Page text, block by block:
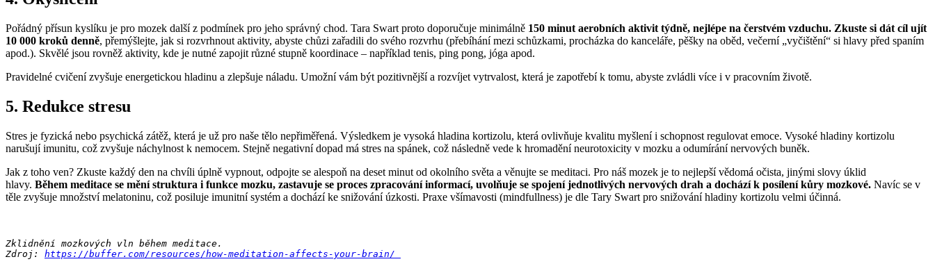
Pořádný přísun kyslíku je pro mozek další z podmínek pro jeho správný chod. Tara Swart proto doporučuje minimálně 150 minut aerobních aktivit týdně, nejlépe na čerstvém vzduchu. Zkuste si dát cíl ujít
10 000 kroků denně, přemýšlejte, jak si rozvrhnout aktivity, abyste chůzi zařadili do svého rozvrhu (přebíhání mezi schůzkami, procházka do kanceláře, pěšky na oběd, večerní „vyčištění“ si hlavy před spaním
apod.). Skvělé jsou rovněž aktivity, kde je nutné zapojit různé stupně koordinace – například tenis, ping pong, jóga apod.
Pravidelné cvičení zvyšuje energetickou hladinu a zlepšuje náladu. Umožní vám být pozitivnější a rozvíjet vytrvalost, která je zapotřebí k tomu, abyste zvládli více i v pracovním životě.
5. Redukce stresu
Stres je fyzická nebo psychická zátěž, která je už pro naše tělo nepřiměřená. Výsledkem je vysoká hladina kortizolu, která ovlivňuje kvalitu myšlení i schopnost regulovat emoce. Vysoké hladiny kortizolu
narušují imunitu, což zvyšuje náchylnost k nemocem. Stejně negativní dopad má stres na spánek, což následně vede k hromadění neurotoxicity v mozku a odumírání nervových buněk.
Jak z toho ven? Zkuste každý den na chvíli úplně vypnout, odpojte se alespoň na deset minut od okolního světa a věnujte se meditaci. Pro náš mozek je to nejlepší vědomá očista, jinými slovy úklid
hlavy. Během meditace se mění struktura i funkce mozku, zastavuje se proces zpracování informací, uvolňuje se spojení jednotlivých nervových drah a dochází k posílení kůry mozkové. Navíc se v
těle zvyšuje množství melatoninu, což posiluje imunitní systém a dochází ke snižování úzkosti. Praxe všímavosti (mindfullness) je dle Tary Swart pro snižování hladiny kortizolu velmi účinná.
Zklidnění mozkových vln během meditace.
Zdroj: https://buffer.com/resources/how-meditation-affects-your-brain/